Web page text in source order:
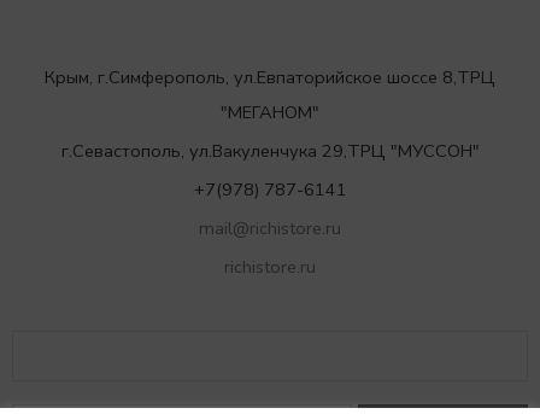
Крым, г.Симферополь, ул.Евпаторийское шоссе 8,ТРЦ
"МЕГАНОМ"
г.Севастополь, ул.Вакуленчука 29,ТРЦ "МУССОН"
+7(978) 787-6141
mail@richistore.ru
richistore.ru